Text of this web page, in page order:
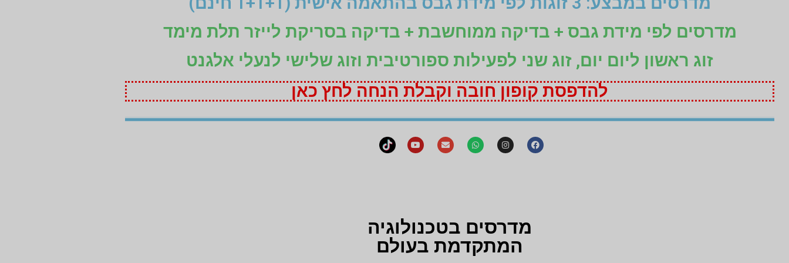
מדרסים לפי מידת גבס + בדיקה ממוחשבת + בדיקה בסריקת לייזר תלת מימד
זוג ראשון ליום יום, זוג שני לפעילות ספורטיבית וזוג שלישי לנעלי אלגנט
להדפסת קופון חובה וקבלת הנחה לחץ כאן
מדרסים בטכנולוגיה
המתקדמת בעולם